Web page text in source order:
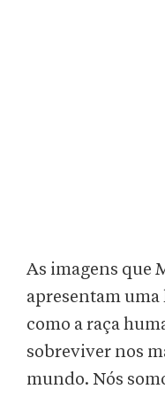
As imagens que
apresentam
como a raça
sobreviver nos
mundo. Nós